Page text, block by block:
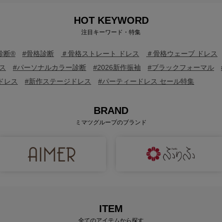
HOT KEYWORD
注目キーワード・特集
断® #骨格診断 ＃骨格ストレート ドレス ＃骨格ウェーブ ドレス
#パーソナルカラー診断 #2026新作振袖 #ブラックフォーマル
レス
#新作ステージドレス #パーティードレス セール特集
BRAND
ミマツグループのブランド
ITEM
全てのアイテムから探す